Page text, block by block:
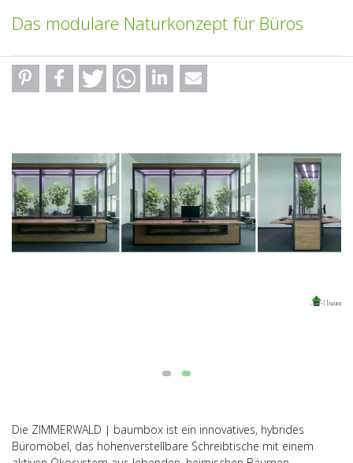
Das modulare Naturkonzept für Büros
Die ZIMMERWALD | baumbox ist ein innovatives, hybrides
Büromöbel, das höhenverstellbare Schreibtische mit einem